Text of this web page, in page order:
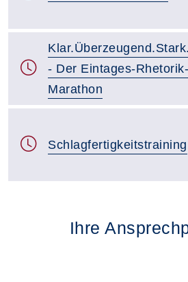
Klar.Überzeugend.Stark.
- Der Eintages-Rhetorik-
Marathon
Schlagfertigkeitstraining
Ihre